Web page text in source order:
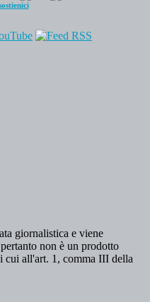
giornalistica e viene
non è un prodotto
cui all'art. 1, comma III della